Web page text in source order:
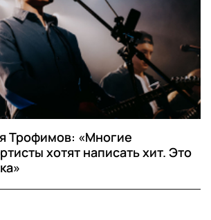
Трофимов: «Многие
хотят написать хит. Это